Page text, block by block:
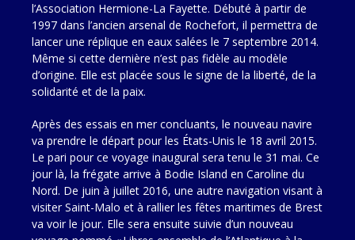
l’Association Hermione-La Fayette. Débuté à partir de
1997 dans l’ancien arsenal de Rochefort, il permettra de
lancer une réplique en eaux salées le 7 septembre 2014.
Même si cette dernière n’est pas fidèle au modèle
d’origine. Elle est placée sous le signe de la liberté, de la
solidarité et de la paix.
Après des essais en mer concluants, le nouveau navire
va prendre le départ pour les États-Unis le 18 avril 2015.
Le pari pour ce voyage inaugural sera tenu le 31 mai. Ce
jour là, la frégate arrive à Bodie Island en Caroline du
Nord. De juin à juillet 2016, une autre navigation visant à
visiter Saint-Malo et à rallier les fêtes maritimes de Brest
va voir le jour. Elle sera ensuite suivie d’un nouveau